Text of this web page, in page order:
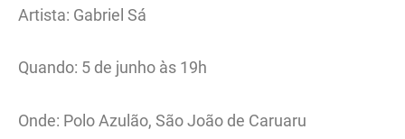
Artista: Gabriel Sá
Quando: 5 de junho às 19h
Onde: Polo Azulão, São João de Caruaru